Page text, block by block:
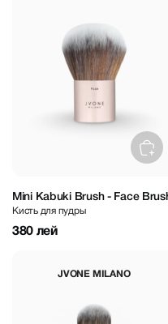
Mini Kabuki Brush - Face
Кисть для пудры
380 лей
JVONE MILANO